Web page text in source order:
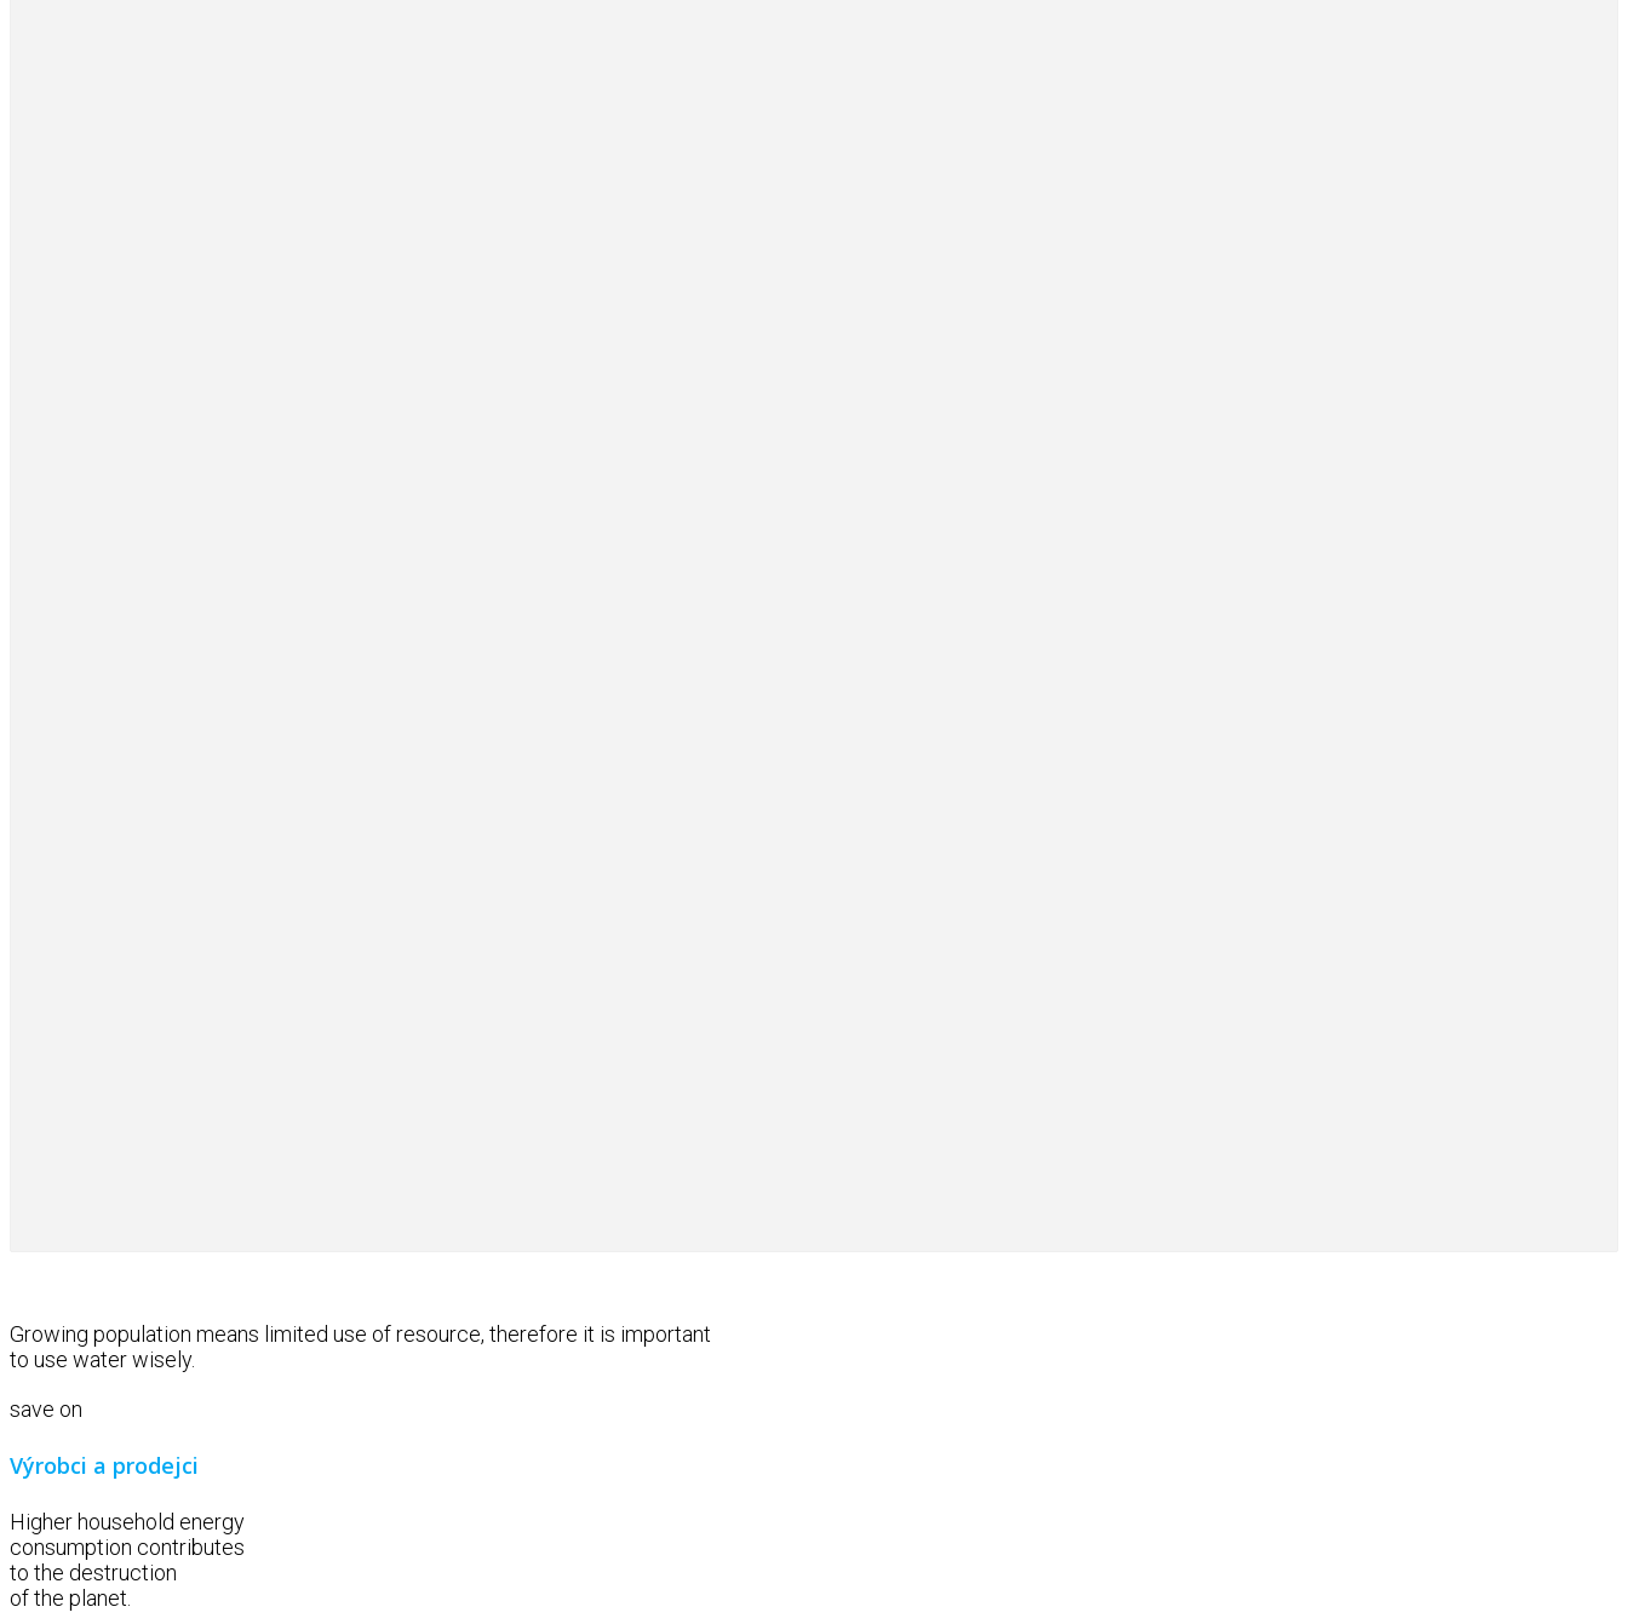
Growing population means limited use of resource, therefore it is important
to use water wisely.
save on
Výrobci a prodejci
Higher household energy
consumption contributes
to the destruction
of the planet.